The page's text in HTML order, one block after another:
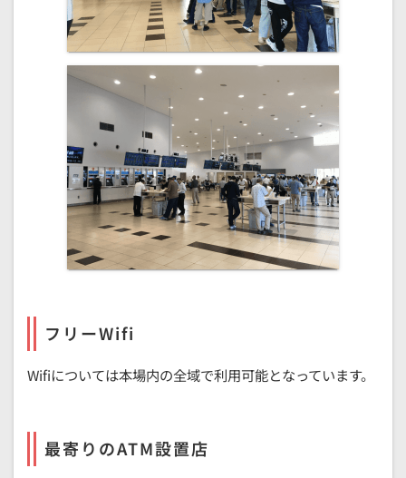
フリーWifi
Wifiについては本場内の全域で利用可能となっています。
最寄りのATM設置店